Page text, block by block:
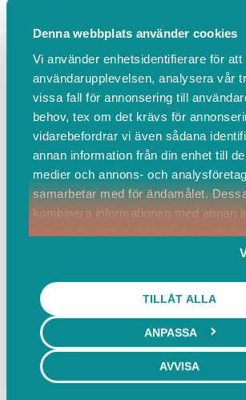
Denna webbplats använder cookies
Vi använder enhetsidentifierare för att
användarupplevelsen, analysera vår
vissa fall för annonsering till
behov, tex om det krävs för
vidarebefordrar vi även sådana
annan information från din enhet till
medier och annons- och
samarbetar med för ändamålet.
kombinera informationen med annan
TILLÅT ALLA
ANPASSA
AVVISA
Denna ansiktsbehandling är en mjuk
Denna ansiktsbehandling är en mjuk